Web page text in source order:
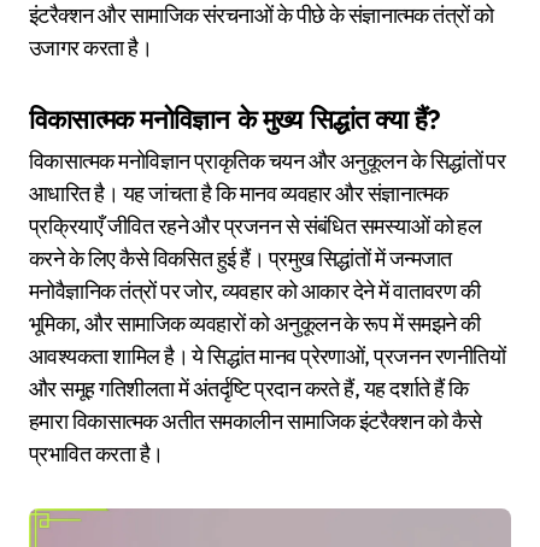
इंटरैक्शन और सामाजिक संरचनाओं के पीछे के संज्ञानात्मक तंत्रों को
उजागर करता है।
विकासात्मक मनोविज्ञान के मुख्य सिद्धांत क्या हैं?
विकासात्मक मनोविज्ञान प्राकृतिक चयन और अनुकूलन के सिद्धांतों पर
आधारित है। यह जांचता है कि मानव व्यवहार और संज्ञानात्मक
प्रक्रियाएँ जीवित रहने और प्रजनन से संबंधित समस्याओं को हल
करने के लिए कैसे विकसित हुई हैं। प्रमुख सिद्धांतों में जन्मजात
मनोवैज्ञानिक तंत्रों पर जोर, व्यवहार को आकार देने में वातावरण की
भूमिका, और सामाजिक व्यवहारों को अनुकूलन के रूप में समझने की
आवश्यकता शामिल है। ये सिद्धांत मानव प्रेरणाओं, प्रजनन रणनीतियों
और समूह गतिशीलता में अंतर्दृष्टि प्रदान करते हैं, यह दर्शाते हैं कि
हमारा विकासात्मक अतीत समकालीन सामाजिक इंटरैक्शन को कैसे
प्रभावित करता है।